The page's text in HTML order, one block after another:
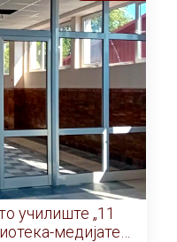
училиште „11
медијатека